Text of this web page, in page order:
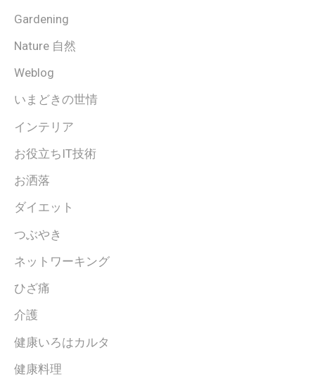
Gardening
Nature 自然
Weblog
いまどきの世情
インテリア
お役立ちIT技術
お洒落
ダイエット
つぶやき
ネットワーキング
ひざ痛
介護
健康いろはカルタ
健康料理